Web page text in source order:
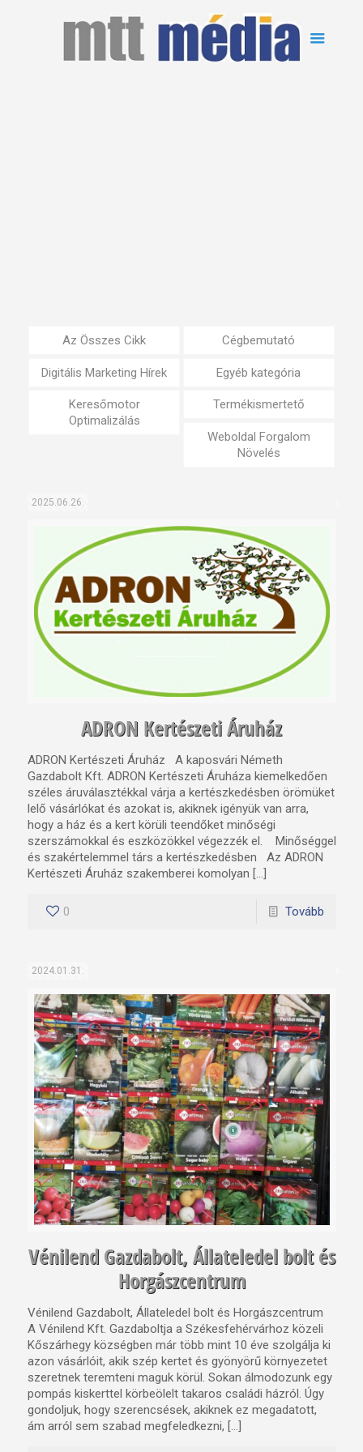
Az Összes Cikk Cégbemutató
Digitális Marketing Hírek Egyéb kategória
Keresőmotor
Optimalizálás
Termékismertető
Weboldal Forgalom
Növelés
2025.06.26.
ADRON Kertészeti Áruház
ADRON Kertészeti Áruház A kaposvári Németh
Gazdabolt Kft. ADRON Kertészeti Áruháza kiemelkedően
széles áruválasztékkal várja a kertészkedésben örömüket
lelő vásárlókat és azokat is, akiknek igényük van arra,
hogy a ház és a kert körüli teendőket minőségi
szerszámokkal és eszközökkel végezzék el. Minőséggel
és szakértelemmel társ a kertészkedésben Az ADRON
Kertészeti Áruház szakemberei komolyan […]
0 Tovább
2024.01.31.
Vénilend Gazdabolt, Állateledel bolt és
Horgászcentrum
Vénilend Gazdabolt, Állateledel bolt és Horgászcentrum
A Vénilend Kft. Gazdaboltja a Székesfehérvárhoz közeli
Kőszárhegy községben már több mint 10 éve szolgálja ki
azon vásárlóit, akik szép kertet és gyönyörű környezetet
szeretnek teremteni maguk körül. Sokan álmodozunk egy
pompás kiskerttel körbeölelt takaros családi házról. Úgy
gondoljuk, hogy szerencsések, akiknek ez megadatott,
ám arról sem szabad megfeledkezni, […]